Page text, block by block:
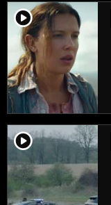
player2
player2